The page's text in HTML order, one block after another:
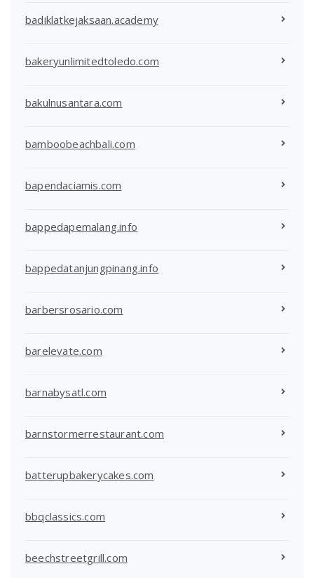
badiklatkejaksaan.academy
bakeryunlimitedtoledo.com
bakulnusantara.com
bamboobeachbali.com
bapendaciamis.com
bappedapemalang.info
bappedatanjungpinang.info
barbersrosario.com
barelevate.com
barnabysatl.com
barnstormerrestaurant.com
batterupbakerycakes.com
bbqclassics.com
beechstreetgrill.com